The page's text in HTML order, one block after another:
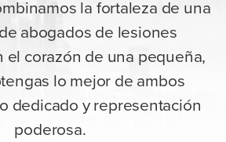
la fortaleza de una
abogados de lesiones
el corazón de una pequeña,
lo mejor de ambos
dedicado y representación
poderosa.